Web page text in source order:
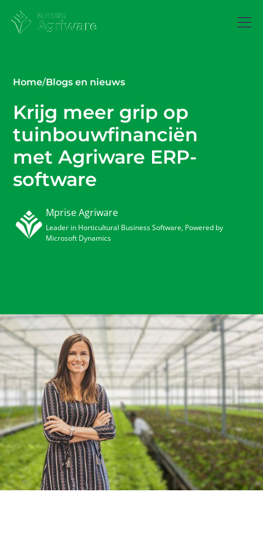
Home/Blogs en nieuws
Krijg meer grip op
tuinbouwfinanciën
met Agriware ERP-
software
Mprise Agriware
Leader in Horticultural Business Software, Powered by
Microsoft Dynamics